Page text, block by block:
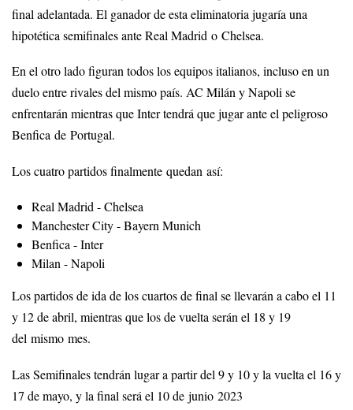
final adelantada. El ganador de esta eliminatoria jugaría una
hipotética semifinales ante Real Madrid o Chelsea.
En el otro lado figuran todos los equipos italianos, incluso en un
duelo entre rivales del mismo país. AC Milán y Napoli se
enfrentarán mientras que Inter tendrá que jugar ante el peligroso
Benfica de Portugal.
Los cuatro partidos finalmente quedan así:
Real Madrid - Chelsea
Manchester City - Bayern Munich
Benfica - Inter
Milan - Napoli
Los partidos de ida de los cuartos de final se llevarán a cabo el 11
y 12 de abril, mientras que los de vuelta serán el 18 y 19
del mismo mes.
Las Semifinales tendrán lugar a partir del 9 y 10 y la vuelta el 16 y
17 de mayo, y la final será el 10 de junio 2023